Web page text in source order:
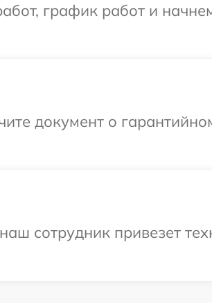
график работ и
документ о
сотрудник привезет